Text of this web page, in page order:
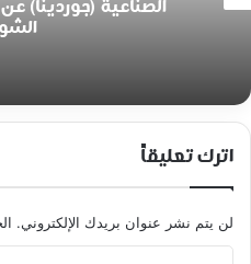
الصناعية (جوردينا)
اترك تعليقاً
لن يتم نشر عنوان بريدك الإلكتروني.